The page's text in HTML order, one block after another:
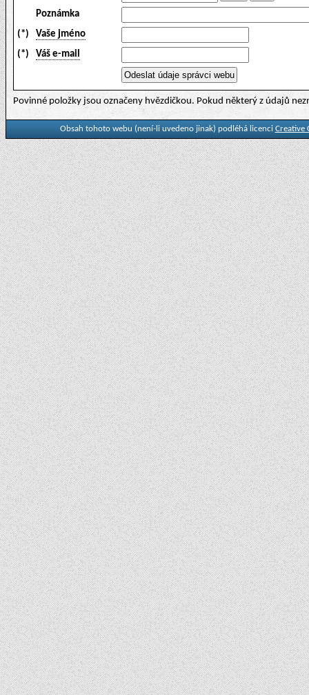
Poznámka
(*)
Vaše jméno
(*)
Váš e-mail
Povinné položky jsou označeny hvězdičkou. Pokud některý z údajů
Obsah tohoto webu (není-li uvedeno jinak) podléhá licenci Creative